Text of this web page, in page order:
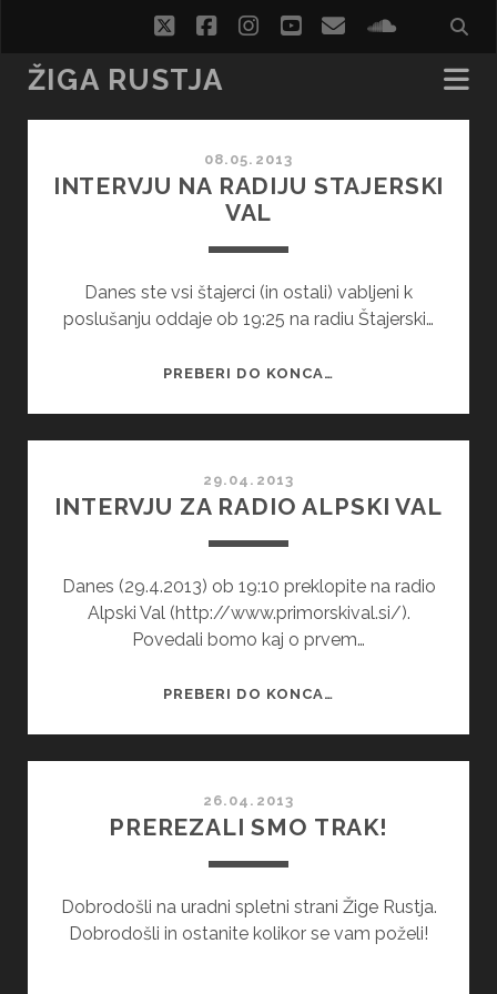
twitterfacebookinstagram
youtube
email
ŽIGA RUSTJA
Rustja
08.05.2013
INTERVJU NA RADIJU STAJERSKI
VAL
Danes ste vsi štajerci (in ostali) vabljeni k
poslušanju oddaje ob 19:25 na radiu Štajerski…
PREBERI DO KONCA…
29.04.2013
INTERVJU ZA RADIO ALPSKI VAL
Danes (29.4.2013) ob 19:10 preklopite na radio
Alpski Val (http://www.primorskival.si/).
Povedali bomo kaj o prvem…
PREBERI DO KONCA…
26.04.2013
PREREZALI SMO TRAK!
Dobrodošli na uradni spletni strani Žige Rustja.
Dobrodošli in ostanite kolikor se vam poželi!